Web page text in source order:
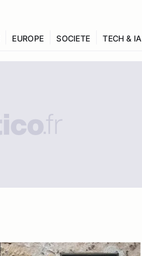
EUROPE SOCIETE TECH & IA